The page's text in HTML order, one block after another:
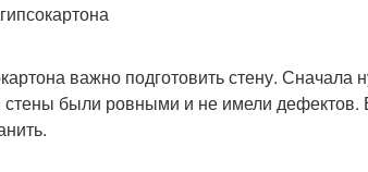
важно подготовить стену. Сначала
стены были ровными и не имели